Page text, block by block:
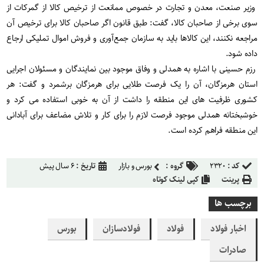
وزیر صنعت، معدن و تجارت در خصوص ممانعت از ترخیص کالا از گمرکات از
سوی برخی از صاحبان کالا، گفت: طبق قانون اگر صاحبان کالا برای ترخیص آن
مراجعه نکنند، این کالاها باید به سازمان جمع‌آوری و فروش اموال تملیکی ارجاع
داده شود.
رزم حسینی با اشاره به همدلی و وفاق موجود بین نمایندگان و مسئولان اجرایی
استان هرمزگان، آن را یک فرصت طلایی برای هرمزگان برشمرد و گفت: هر
کشوری ظرفیت های این منطقه را داشت از آن به خوبی استفاده می کرد و
خوشبختانه همدلی موجود فرصت لازم را برای کار و تلاش مضاعف برای آبادانی
این منطقه فراهم کرده است.
کد : ۲۳۲۰ گروه : بورس و بازار تاریخ :۶ سال پیش
پرینت
کپی لینک کوتاه
برچسب ها
اخبار فولاد
فولاد فولادسازان
بورس
صادرات